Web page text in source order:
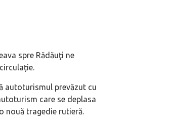
spre Rădăuţi ne
autoturismul prevăzut cu
care se deplasa
nouă tragedie rutieră.